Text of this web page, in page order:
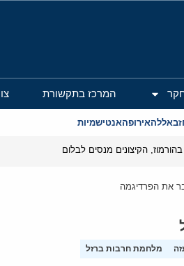
המרכז בתקשורת
אירופהאנטישמיות
הקיצונים מנסים לבלום
את הפרדיגמה
מלחמת חרבות ברזל